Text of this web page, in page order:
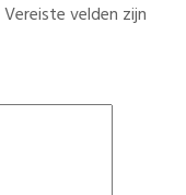
Vereiste velden zijn